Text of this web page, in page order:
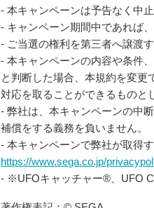
- 本キャンペーンは予告なく中
- キャンペーン期間中であれば
- ご当選の権利を第三者へ譲渡
- 本キャンペーンの内容や条件
と判断した場合、本規約を変更
対応を取ることができるものと
- 弊社は、本キャンペーンの中
補償をする義務を負いません。
- 本キャンペーンで弊社が取得
https://www.sega.co.jp/
- ※UFOキャッチャー®、UFO